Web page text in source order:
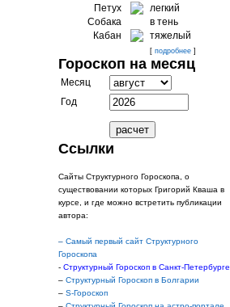
Петух
легкий
Собака
в тень
Кабан
тяжелый
[ подробнее ]
Гороскоп на месяц
Месяц
Год
Ссылки
Сайты Структурного Гороскопа, о
существовании которых Григорий Кваша в
курсе, и где можно встретить публикации
автора:
– Самый первый сайт Структурного
Гороскопа
- Структурный Гороскоп в Санкт-Петербурге
– Структурный Гороскоп в Болгарии
– S-Гороскоп